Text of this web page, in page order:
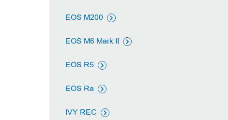
EOS M200 
EOS M6 Mark II 
EOS R5 
EOS Ra 
IVY REC 